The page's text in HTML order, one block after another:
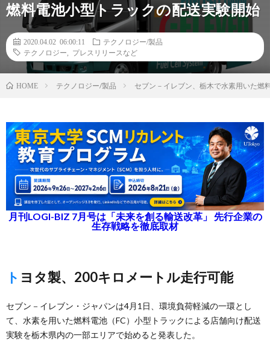
燃料電池小型トラックの配送実験開始
2020.04.02 06:00:11
テクノロジー/製品
テクノロジー
プレスリリースなど
HOME テクノロジー/製品 セブン－イレブン、栃木で水素用いた燃
月刊LOGI-BIZ 7月号は「未来を創る輸送改革」 先行企業の
生存戦略を徹底取材
トヨタ製、200キロメートル走行可能
セブン－イレブン・ジャパンは4月1日、環境負荷軽減の一環とし
て、水素を用いた燃料電池（FC）小型トラックによる店舗向け配送
実験を栃木県内の一部エリアで始めると発表した。